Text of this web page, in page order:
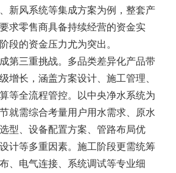
新风系统等集成方案为例，整套产
求零售商具备持续经营的资金实
段的资金压力尤为突出。
第三重挑战。多品类差异化产品带
增长，涵盖方案设计、施工管理、
等全流程管控。以中央净水系统为
就需综合考量用户用水需求、原水
型、设备配置方案、管路布局优
计等多重因素。施工阶段更需统筹
、电气连接、系统调试等专业细